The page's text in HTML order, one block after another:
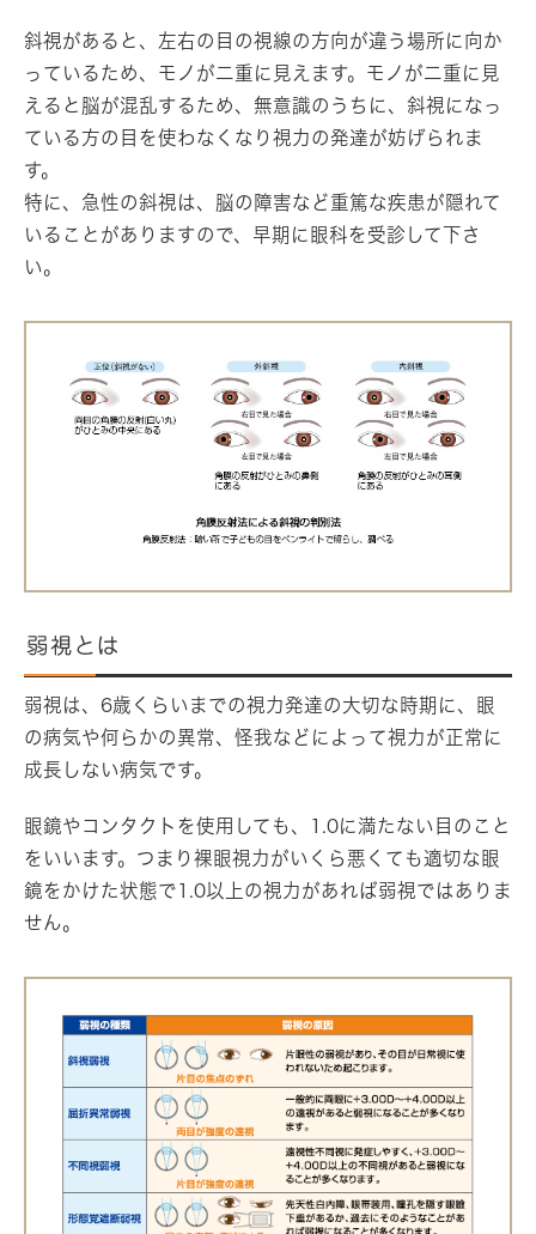
斜視があると、左右の目の視線の方向が違う場所に向か
っているため、モノが二重に見えます。モノが二重に見
えると脳が混乱するため、無意識のうちに、斜視になっ
ている方の目を使わなくなり視力の発達が妨げられま
す。
特に、急性の斜視は、脳の障害など重篤な疾患が隠れて
いることがありますので、早期に眼科を受診して下さ
い。
弱視とは
弱視は、6歳くらいまでの視力発達の大切な時期に、眼
の病気や何らかの異常、怪我などによって視力が正常に
成長しない病気です。
眼鏡やコンタクトを使用しても、1.0に満たない目のこと
をいいます。つまり裸眼視力がいくら悪くても適切な眼
鏡をかけた状態で1.0以上の視力があれば弱視ではありま
せん。